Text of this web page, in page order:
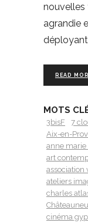
nouvelles
agrandie
READ
MOTS
3bisF 7
Aix-en-
anne marie
art
association
ateliers
charles
cinéma